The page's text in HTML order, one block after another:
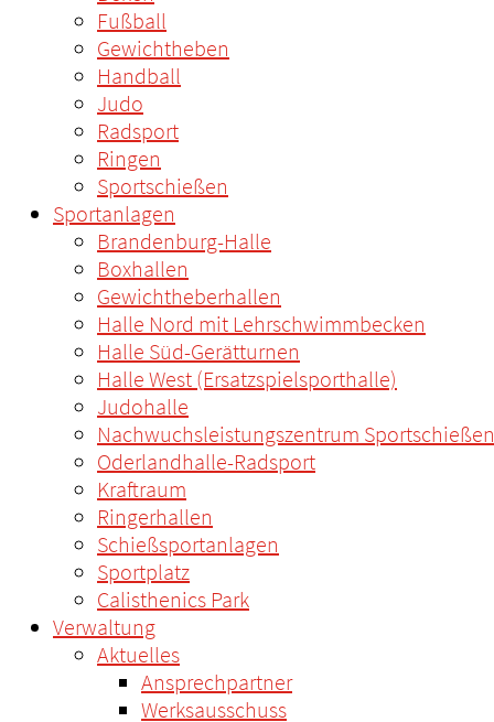
Fußball
Gewichtheben
Handball
Judo
Radsport
Ringen
Sportschießen
Sportanlagen
Brandenburg-Halle
Boxhallen
Gewichtheberhallen
Halle Nord mit Lehrschwimmbecken
Halle Süd-Gerätturnen
Halle West (Ersatzspielsporthalle)
Judohalle
Nachwuchsleistungszentrum Sportschießen
Oderlandhalle-Radsport
Kraftraum
Ringerhallen
Schießsportanlagen
Sportplatz
Calisthenics Park
Verwaltung
Aktuelles
Ansprechpartner
Werksausschuss